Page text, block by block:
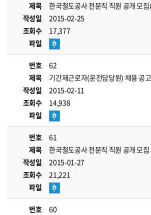
제목
한국철도공사 전문직 직원 공개 모
작성일
2015-02-25
조회수
17,377
파일
번호
62
제목
기간제근로자(운전담당원) 채용 공
작성일
2015-02-11
조회수
14,938
파일
번호
61
제목
한국철도공사 전문직 직원 공개 모집
작성일
2015-01-27
조회수
21,221
파일
번호
60